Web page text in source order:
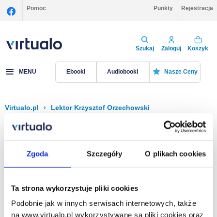
Zgoda Szczegóły O plikach cookies
Ta strona wykorzystuje pliki cookies
Podobnie jak w innych serwisach internetowych, także
na www.virtualo.pl wykorzystywane są pliki cookies oraz
Pomoc Punkty Rejestracja
Szukaj Zaloguj Koszyk
MENU Ebooki Audiobooki Nasze Ceny
Virtualo.pl › Lektor Krzysztof Orzechowski
Filtruj Sortuj
Na stronie